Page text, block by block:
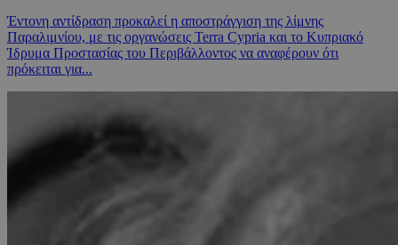
Έντονη αντίδραση προκαλεί η αποστράγγιση της λίμνης
Παραλιμνίου, με τις οργανώσεις Terra Cypria και το Κυπριακό
Ίδρυμα Προστασίας του Περιβάλλοντος να αναφέρουν ότι
πρόκειται για...